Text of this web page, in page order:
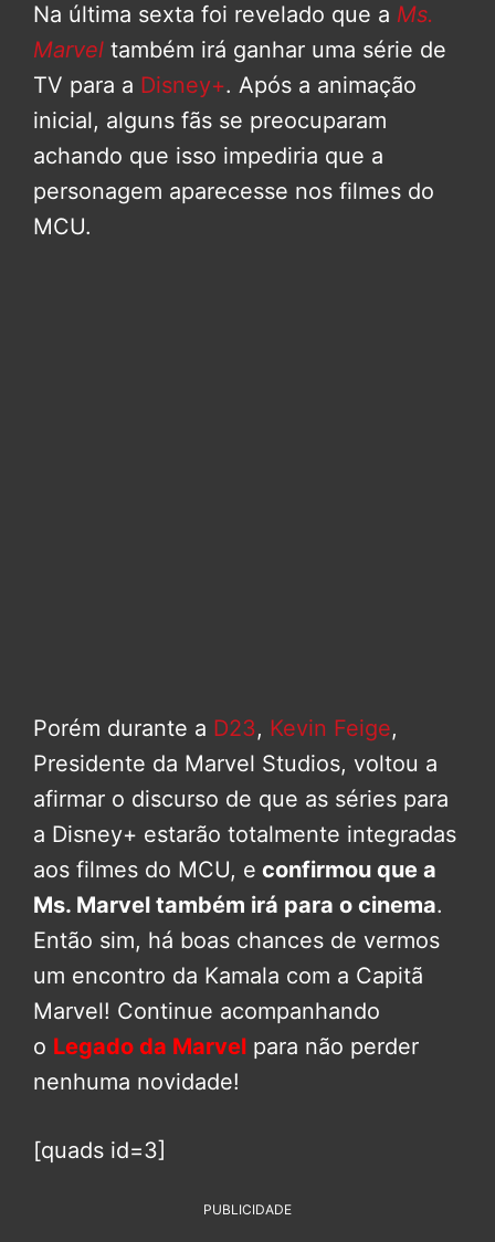
Na última sexta foi revelado que a Ms.
Marvel também irá ganhar uma série de
TV para a Disney+. Após a animação
inicial, alguns fãs se preocuparam
achando que isso impediria que a
personagem aparecesse nos filmes do
MCU.
Porém durante a D23, Kevin Feige,
Presidente da Marvel Studios, voltou a
afirmar o discurso de que as séries para
a Disney+ estarão totalmente integradas
aos filmes do MCU, e confirmou que a
Ms. Marvel também irá para o cinema.
Então sim, há boas chances de vermos
um encontro da Kamala com a Capitã
Marvel! Continue acompanhando
o Legado da Marvel para não perder
nenhuma novidade!
[quads id=3]
PUBLICIDADE